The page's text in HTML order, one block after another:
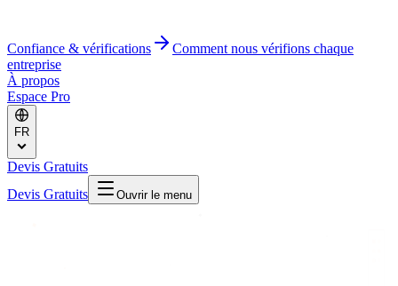
Confiance & vérifications
Comment nous vérifions chaque
entreprise
À propos
Espace Pro
FR
Devis Gratuits
Devis Gratuits
Ouvrir le menu